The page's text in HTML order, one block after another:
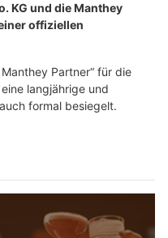
KG und die Manthey
offiziellen
Partner“ für die
langjährige und
formal besiegelt.